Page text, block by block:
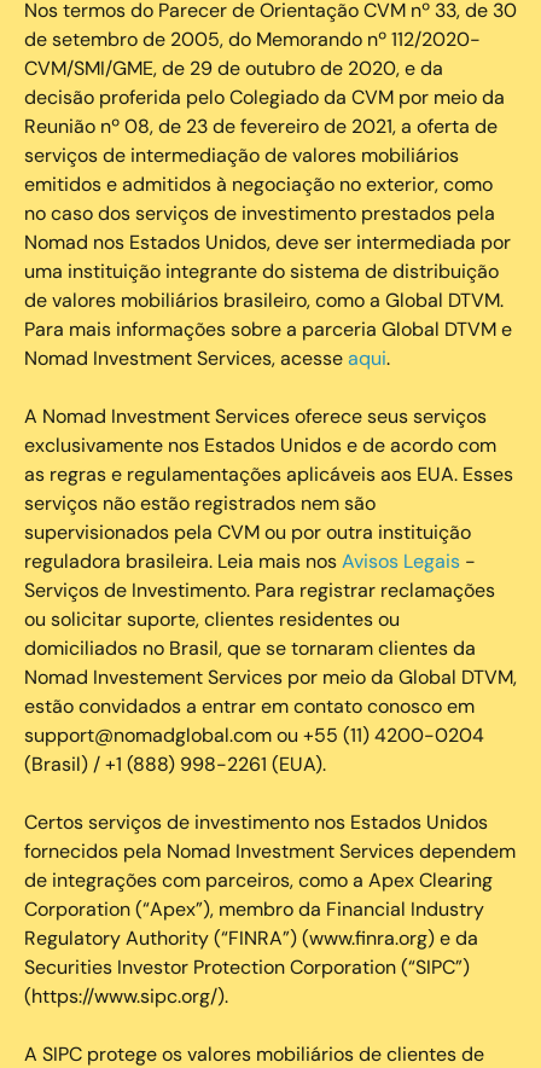
Nos termos do Parecer de Orientação CVM nº 33, de 30
de setembro de 2005, do Memorando nº 112/2020-
CVM/SMI/GME, de 29 de outubro de 2020, e da
decisão proferida pelo Colegiado da CVM por meio da
Reunião nº 08, de 23 de fevereiro de 2021, a oferta de
serviços de intermediação de valores mobiliários
emitidos e admitidos à negociação no exterior, como
no caso dos serviços de investimento prestados pela
Nomad nos Estados Unidos, deve ser intermediada por
uma instituição integrante do sistema de distribuição
de valores mobiliários brasileiro, como a Global DTVM.
Para mais informações sobre a parceria Global DTVM e
Nomad Investment Services, acesseaqui.
A Nomad Investment Services oferece seus serviços
exclusivamente nos Estados Unidos e de acordo com
as regras e regulamentações aplicáveis aos EUA. Esses
serviços não estão registrados nem são
supervisionados pela CVM ou por outra instituição
reguladora brasileira. Leia mais nosAvisos Legais -
Serviços de Investimento. Para registrar reclamações
ou solicitar suporte, clientes residentes ou
domiciliados no Brasil, que se tornaram clientes da
Nomad Investement Services por meio da Global DTVM,
estão convidados a entrar em contato conosco em
support@nomadglobal.com ou +55 (11) 4200-0204
(Brasil) / +1 (888) 998-2261 (EUA).
Certos serviços de investimento nos Estados Unidos
fornecidos pela Nomad Investment Services dependem
de integrações com parceiros, como a Apex Clearing
Corporation (“Apex”), membro da Financial Industry
Regulatory Authority (“FINRA”) (www.finra.org) e da
Securities Investor Protection Corporation (“SIPC”)
(https://www.sipc.org/).
A SIPC protege os valores mobiliários de clientes de